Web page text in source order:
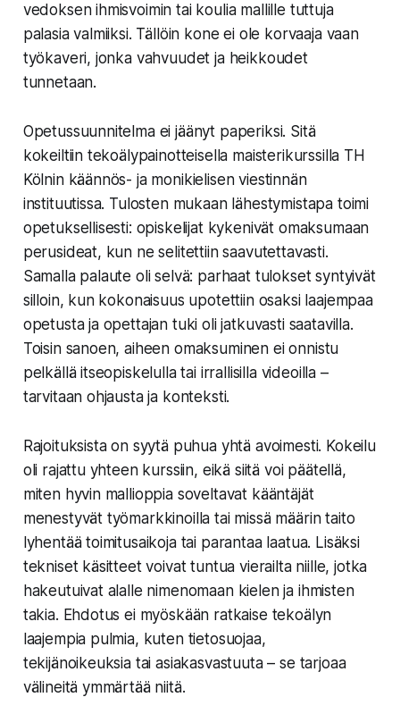
vedoksen ihmisvoimin tai koulia mallille tuttuja
palasia valmiiksi. Tällöin kone ei ole korvaaja vaan
työkaveri, jonka vahvuudet ja heikkoudet
tunnetaan.
Opetussuunnitelma ei jäänyt paperiksi. Sitä
kokeiltiin tekoälypainotteisella maisterikurssilla TH
Kölnin käännös- ja monikielisen viestinnän
instituutissa. Tulosten mukaan lähestymistapa toimi
opetuksellisesti: opiskelijat kykenivät omaksumaan
perusideat, kun ne selitettiin saavutettavasti.
Samalla palaute oli selvä: parhaat tulokset syntyivät
silloin, kun kokonaisuus upotettiin osaksi laajempaa
opetusta ja opettajan tuki oli jatkuvasti saatavilla.
Toisin sanoen, aiheen omaksuminen ei onnistu
pelkällä itseopiskelulla tai irrallisilla videoilla –
tarvitaan ohjausta ja konteksti.
Rajoituksista on syytä puhua yhtä avoimesti. Kokeilu
oli rajattu yhteen kurssiin, eikä siitä voi päätellä,
miten hyvin mallioppia soveltavat kääntäjät
menestyvät työmarkkinoilla tai missä määrin taito
lyhentää toimitusaikoja tai parantaa laatua. Lisäksi
tekniset käsitteet voivat tuntua vierailta niille, jotka
hakeutuivat alalle nimenomaan kielen ja ihmisten
takia. Ehdotus ei myöskään ratkaise tekoälyn
laajempia pulmia, kuten tietosuojaa,
tekijänoikeuksia tai asiakasvastuuta – se tarjoaa
välineitä ymmärtää niitä.